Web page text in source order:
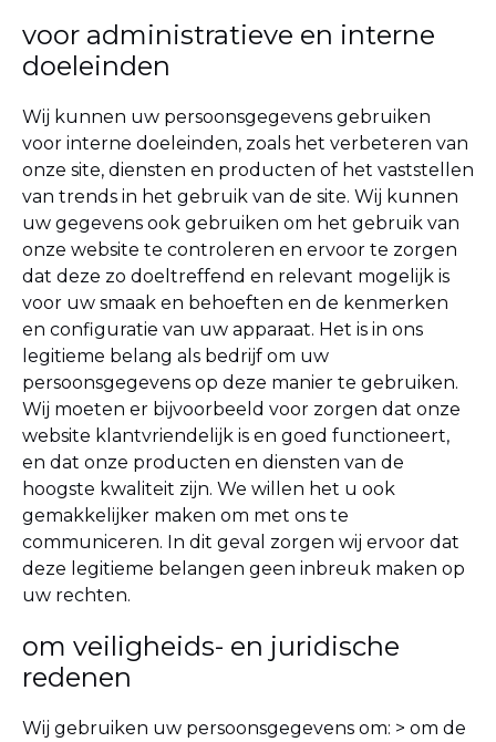
voor administratieve en interne
doeleinden
Wij kunnen uw persoonsgegevens gebruiken
voor interne doeleinden, zoals het verbeteren van
onze site, diensten en producten of het vaststellen
van trends in het gebruik van de site. Wij kunnen
uw gegevens ook gebruiken om het gebruik van
onze website te controleren en ervoor te zorgen
dat deze zo doeltreffend en relevant mogelijk is
voor uw smaak en behoeften en de kenmerken
en configuratie van uw apparaat. Het is in ons
legitieme belang als bedrijf om uw
persoonsgegevens op deze manier te gebruiken.
Wij moeten er bijvoorbeeld voor zorgen dat onze
website klantvriendelijk is en goed functioneert,
en dat onze producten en diensten van de
hoogste kwaliteit zijn. We willen het u ook
gemakkelijker maken om met ons te
communiceren. In dit geval zorgen wij ervoor dat
deze legitieme belangen geen inbreuk maken op
uw rechten.
om veiligheids- en juridische
redenen
Wij gebruiken uw persoonsgegevens om: > om de